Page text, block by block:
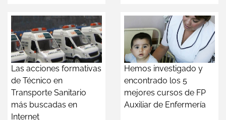
Las acciones formativas
de Técnico en
Transporte Sanitario
más buscadas en
Internet
Hemos investigado y
encontrado los 5
mejores cursos de FP
Auxiliar de Enfermería